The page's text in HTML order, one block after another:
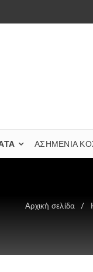
ΑΣΗΜΈΝΙΑ
Αρχική σελίδα /